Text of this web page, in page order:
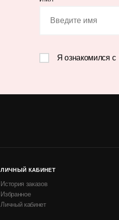
Я ознакомился с
ЛИЧНЫЙ КАБИНЕТ
История заказов
Избранное
Личный кабинет